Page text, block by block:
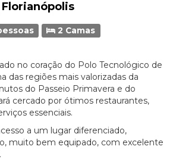
Florianópolis
2 Camas
no coração do Polo Tecnológico de
das regiões mais valorizadas da
do Passeio Primavera e do
cercado por ótimos restaurantes,
essenciais.
a um lugar diferenciado,
muito bem equipado, com excelente